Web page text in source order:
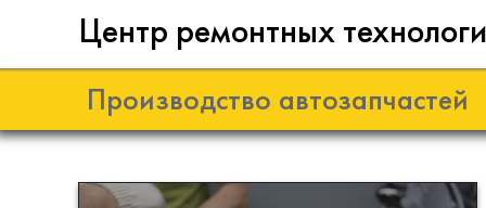
Центр ремонтных
Производство автозапчастей